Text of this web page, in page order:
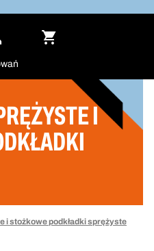
I
i stożkowe podkładki sprężyste